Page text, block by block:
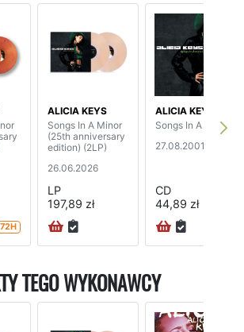
72H
ALICIA KEYS
Songs In A Minor
(25th anniversary
edition) (2LP)
26.06.2026
LP
197,89 zł
ALICIA KEYS
Songs In A Minor
27.08.2001
CD
44,89 zł
TEGO WYKONAWCY